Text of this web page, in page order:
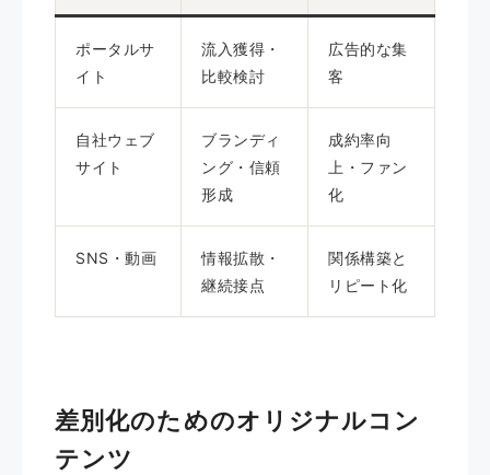
ポータルサ
イト
流入獲得・
比較検討
広告的な集
客
自社ウェブ
サイト
ブランディ
ング・信頼
形成
成約率向
上・ファン
化
SNS・動画
情報拡散・
継続接点
関係構築と
リピート化
差別化のためのオリジナルコン
テンツ